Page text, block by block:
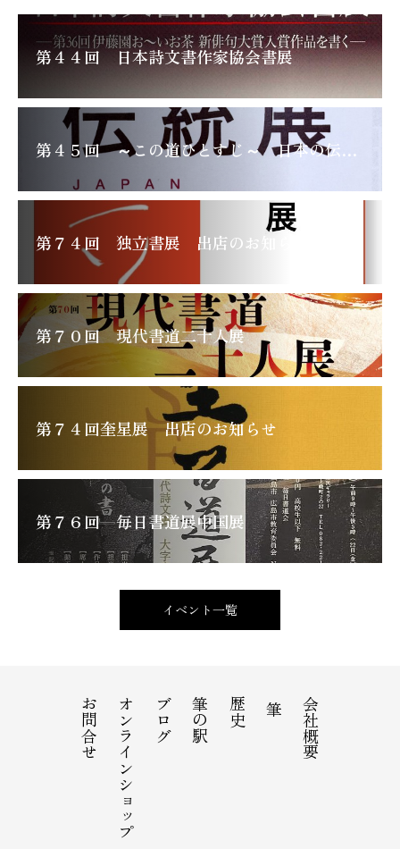
第４４回 日本詩文書作家協会書展
第４５回 ～この道ひとすじ～ 日本の伝統展
第７４回 独立書展 出店のお知らせ
第７０回 現代書道二十人展
第７４回奎星展 出店のお知らせ
第７６回 毎日書道展中国展
イベント一覧
会社概要
筆
歴史
筆の駅
ブログ
オンラインショップ
お問合せ